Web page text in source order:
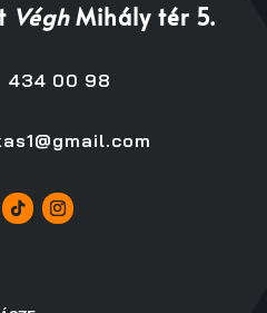
VéghMihály tér 5.
434 00 98